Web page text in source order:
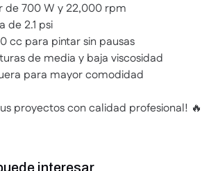
de 700 W y 22,000 rpm
de 2.1 psi
cc para pintar sin pausas
de media y baja viscosidad
para mayor comodidad
proyectos con calidad profesional! 🔥
interesar